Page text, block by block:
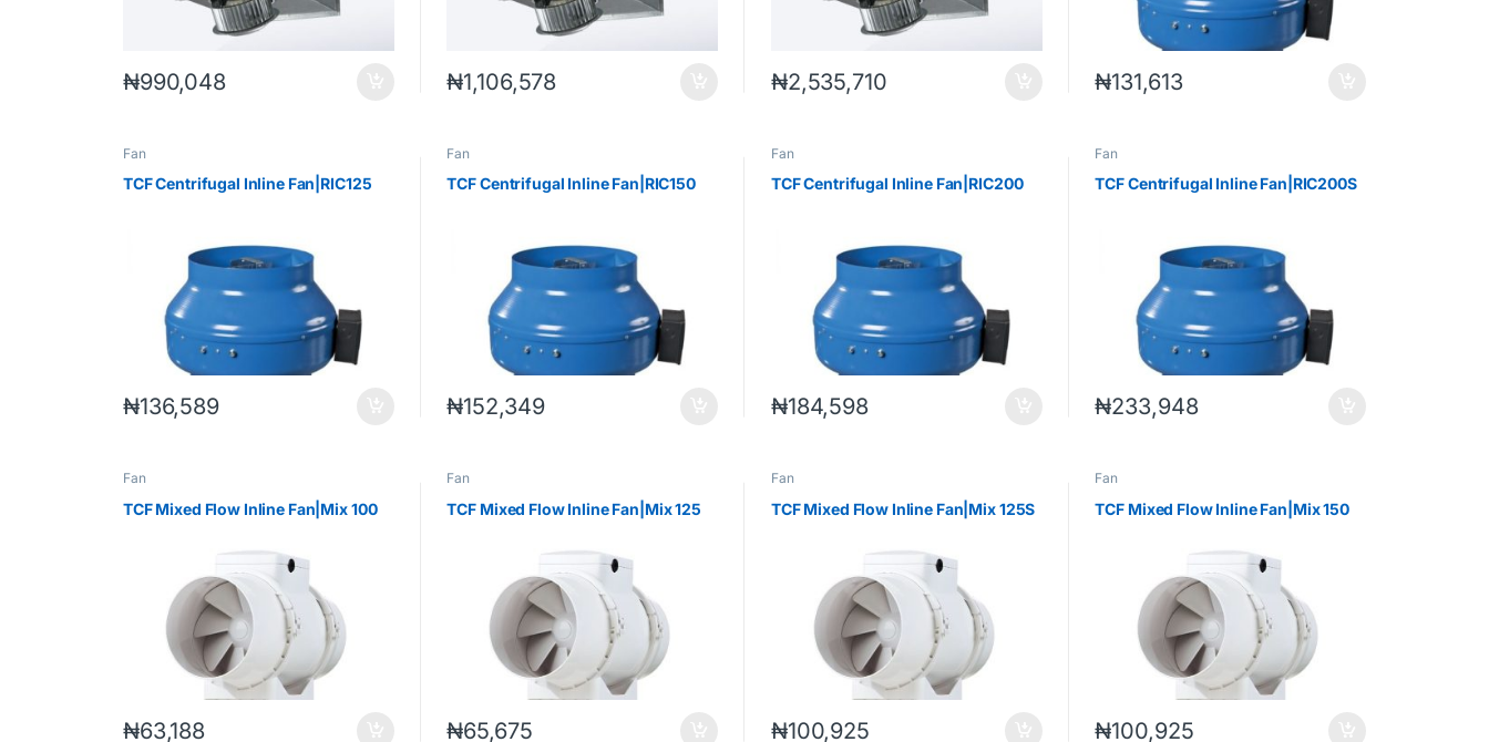
₦990,048 ₦1,106,578 ₦2,535,710 ₦131,613
Fan
TCF Centrifugal Inline Fan|RIC125
₦136,589
Fan
TCF Centrifugal Inline Fan|RIC150
₦152,349
Fan
TCF Centrifugal Inline Fan|RIC200
₦184,598
Fan
TCF Centrifugal Inline Fan|RIC200S
₦233,948
Fan
TCF Mixed Flow Inline Fan|Mix 100
₦63,188
Fan
TCF Mixed Flow Inline Fan|Mix 125
₦65,675
Fan
TCF Mixed Flow Inline Fan|Mix 125S
₦100,925
Fan
TCF Mixed Flow Inline Fan|Mix 150
₦100,925